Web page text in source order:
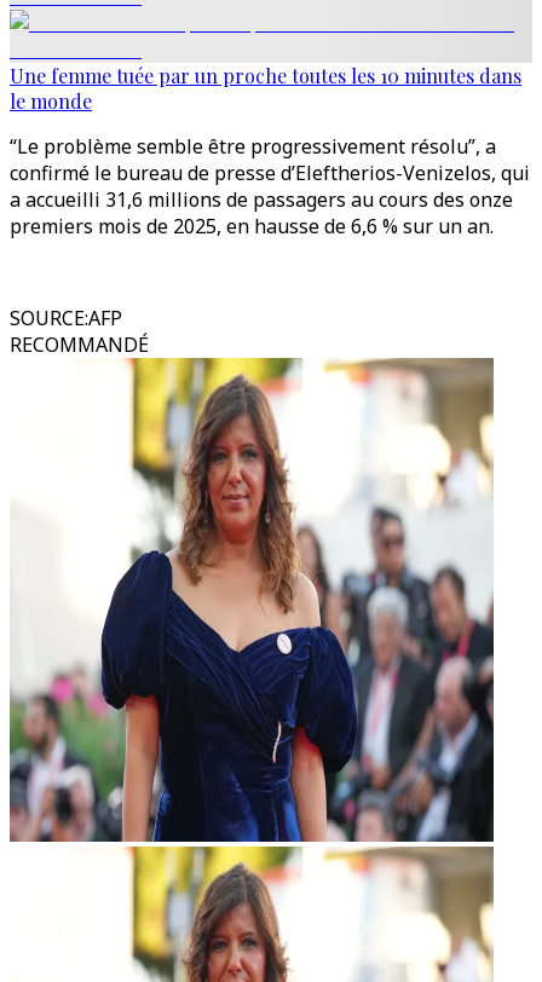
Une femme tuée par un proche toutes les 10 minutes dans
le monde
“Le problème semble être progressivement résolu”, a
confirmé le bureau de presse d’Eleftherios-Venizelos, qui
a accueilli 31,6 millions de passagers au cours des onze
premiers mois de 2025, en hausse de 6,6 % sur un an.
SOURCE:AFP
RECOMMANDÉ